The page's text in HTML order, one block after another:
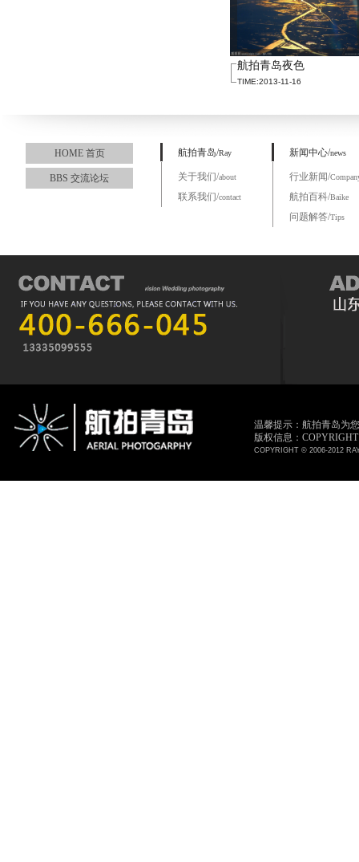
航拍青岛夜色
TIME:2013-11-16
HOME 首页
BBS 交流论坛
航拍青岛/Ray
关于我们/about
联系我们/contact
新闻中心/news
行业新闻/
航拍百科/Baike
问题解答/Tips
温馨提示：航拍青岛为
版权信息：
COPYRIGHT © 2006-2012